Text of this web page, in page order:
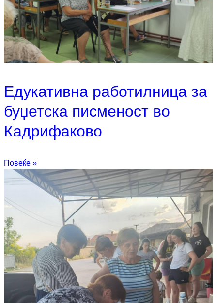
Едукативна работилница за
буџетска писменост во
Кадрифаково
Повеќе »